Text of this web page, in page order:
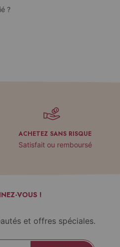
?
ACHETEZ SANS RISQUE
Satisfait ou remboursé
VOUS !
et offres spéciales.